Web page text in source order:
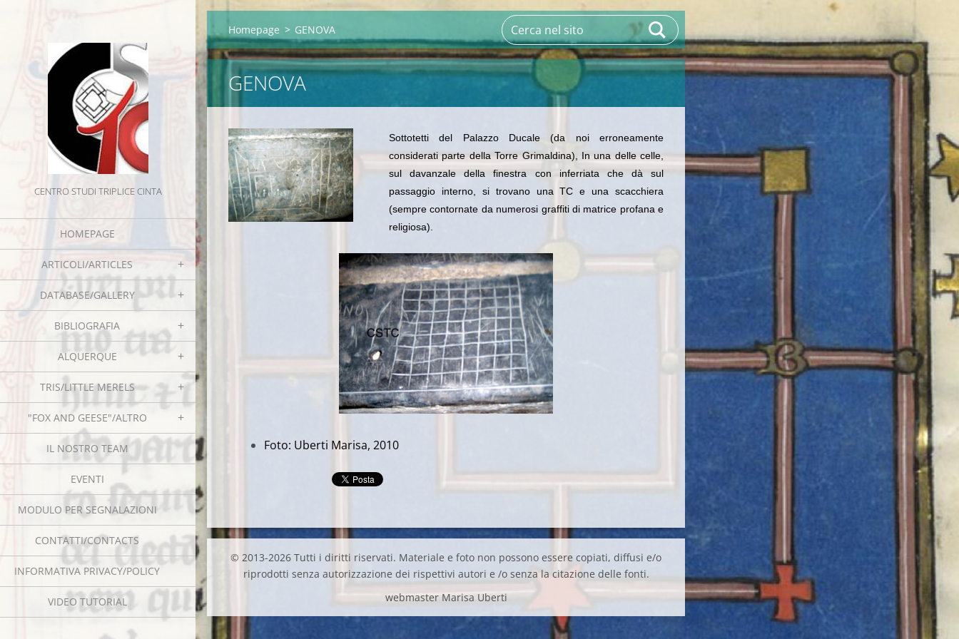
CENTRO STUDI TRIPLICE CINTA
HOMEPAGE
ARTICOLI/ARTICLES
DATABASE/GALLERY
BIBLIOGRAFIA
ALQUERQUE
TRIS/LITTLE MERELS
"FOX AND GEESE"/ALTRO
IL NOSTRO TEAM
EVENTI
MODULO PER SEGNALAZIONI
CONTATTI/CONTACTS
INFORMATIVA PRIVACY/POLICY
VIDEO TUTORIAL
Homepage > GENOVA
GENOVA
Sottotetti del Palazzo Ducale (da noi erroneamente
considerati parte della Torre Grimaldina), In una delle celle,
sul davanzale della finestra con inferriata che dà sul
passaggio interno, si trovano una TC e una scacchiera
(sempre contornate da numerosi graffiti di matrice profana e
religiosa).
Foto: Uberti Marisa, 2010
© 2013-2026 Tutti i diritti riservati. Materiale e foto non possono essere copiati, diffusi e/o
riprodotti senza autorizzazione dei rispettivi autori e /o senza la citazione delle fonti.
webmaster Marisa Uberti